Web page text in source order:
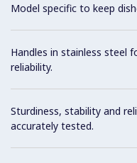
Model specific to keep
Handles in stainless steel
reliability.
Sturdiness, stability and
accurately tested.